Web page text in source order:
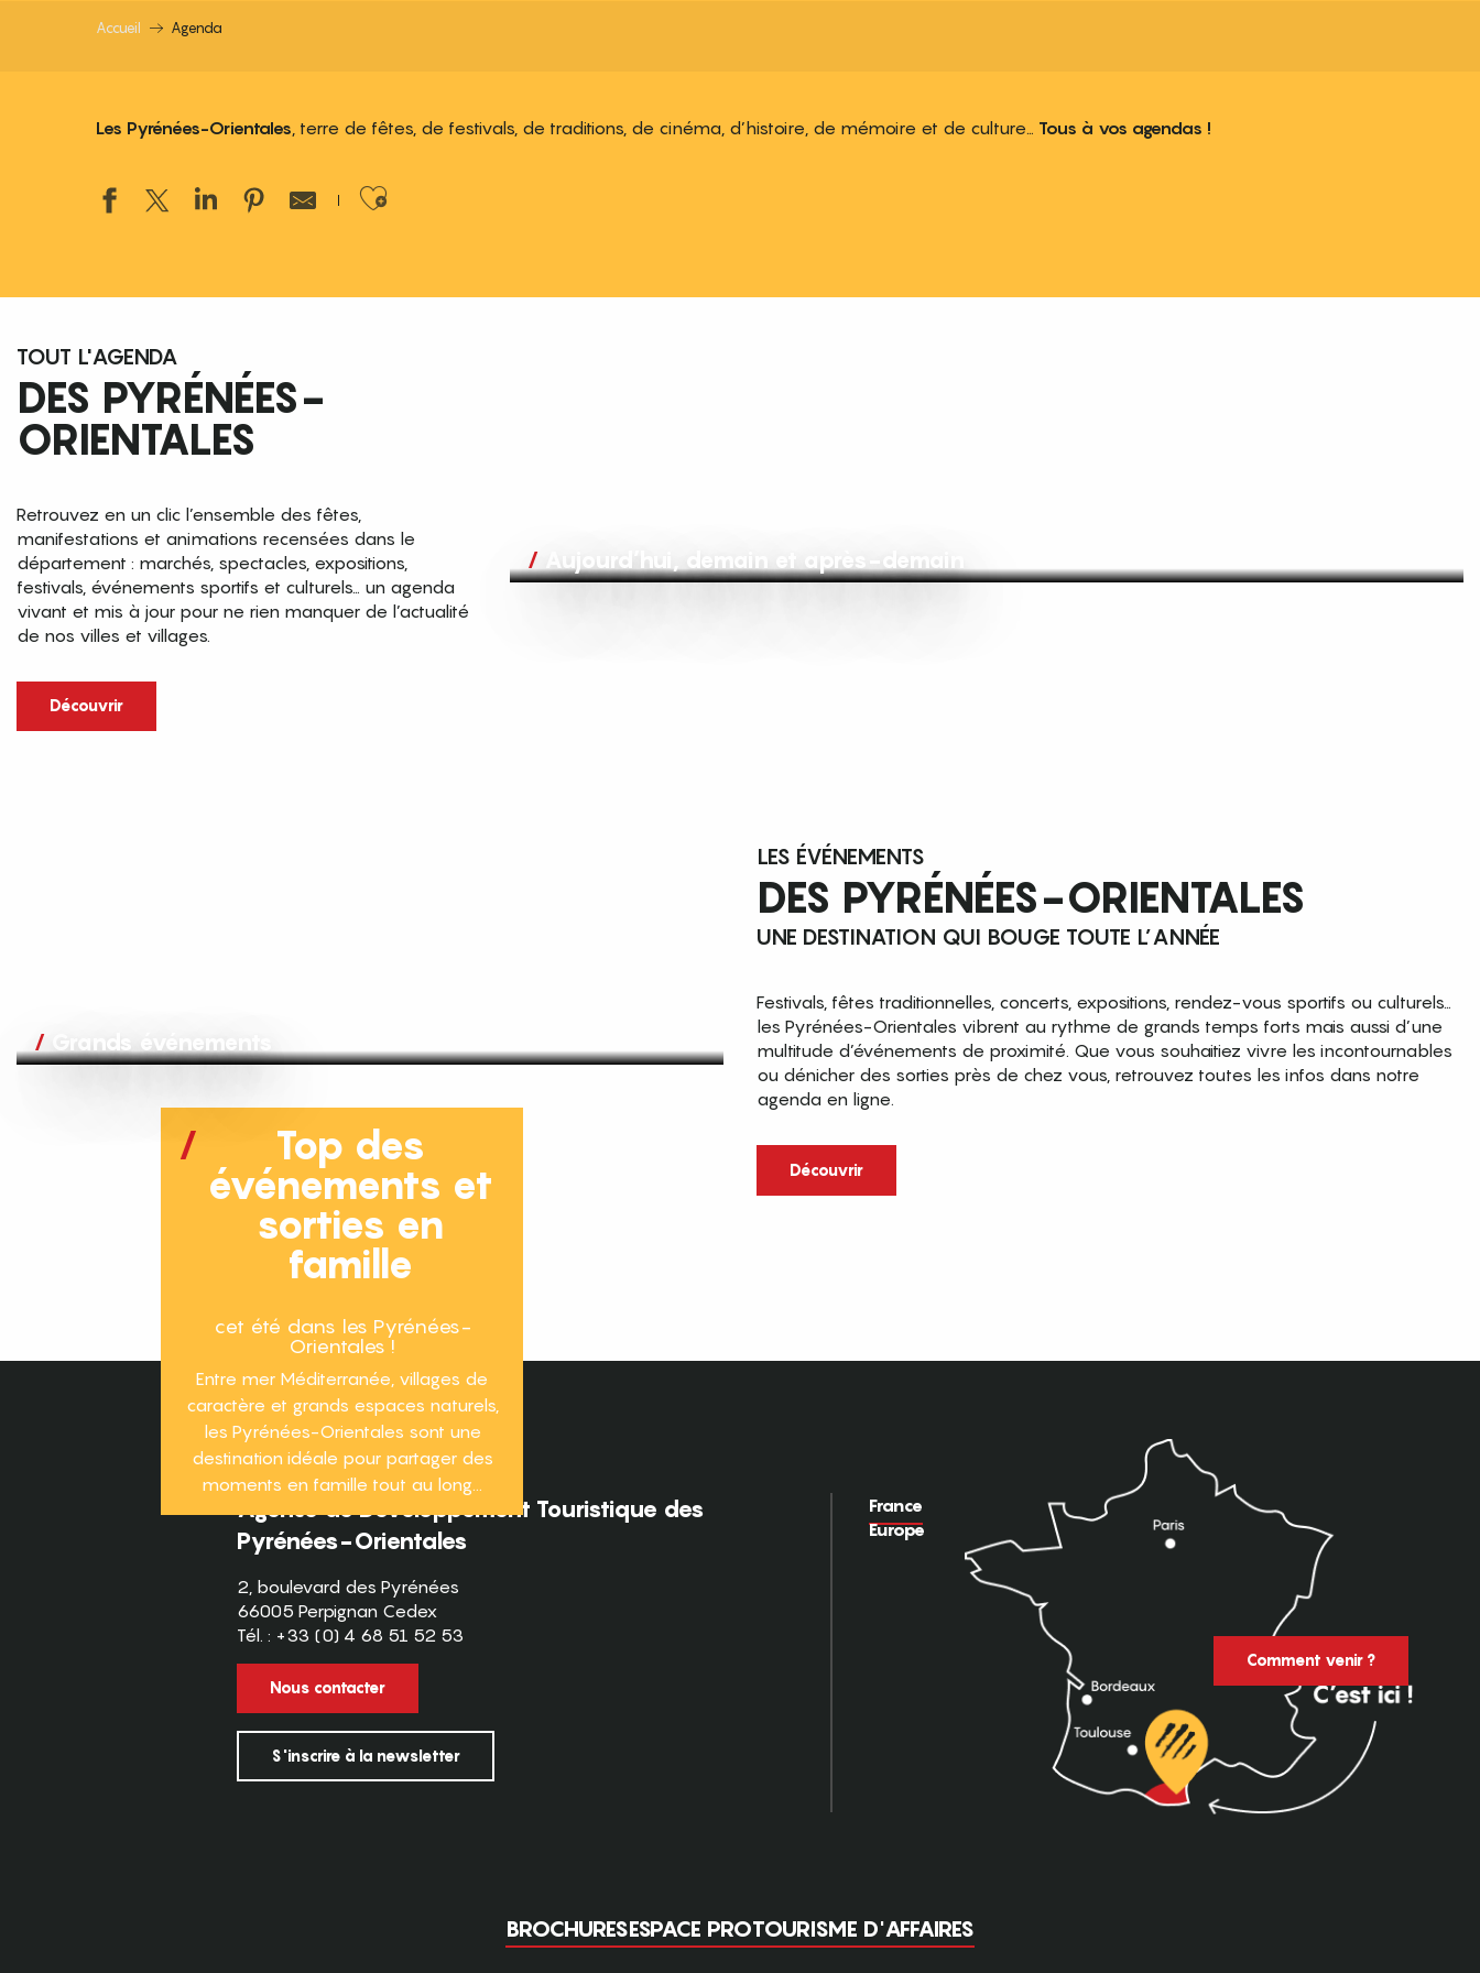
Accueil Agenda
Les Pyrénées-Orientales, terre de fêtes, de festivals, de traditions, de cinéma, d’histoire, de mémoire et de culture… Tous à vos agendas !
Ajouter aux favoris
TOUT L'AGENDA
DES PYRÉNÉES-
ORIENTALES
Retrouvez en un clic l’ensemble des fêtes,
manifestations et animations recensées dans le
département : marchés, spectacles, expositions,
festivals, événements sportifs et culturels… un agenda
vivant et mis à jour pour ne rien manquer de l’actualité
de nos villes et villages.
Découvrir
Aujourd’hui, demain et après-demain
Grands événements
LES ÉVÉNEMENTS
DES PYRÉNÉES-ORIENTALES
UNE DESTINATION QUI BOUGE TOUTE L’ANNÉE
Festivals, fêtes traditionnelles, concerts, expositions, rendez-vous sportifs ou culturels…
les Pyrénées-Orientales vibrent au rythme de grands temps forts mais aussi d’une
multitude d’événements de proximité. Que vous souhaitiez vivre les incontournables
ou dénicher des sorties près de chez vous, retrouvez toutes les infos dans notre
agenda en ligne.
Découvrir
Top des
événements et
sorties en
famille
cet été dans les Pyrénées-
Orientales !
Entre mer Méditerranée, villages de
caractère et grands espaces naturels,
les Pyrénées-Orientales sont une
destination idéale pour partager des
moments en famille tout au long...
Agence de Développement Touristique des
Pyrénées-Orientales
2, boulevard des Pyrénées
66005 Perpignan Cedex
Tél. : +33 (0) 4 68 51 52 53
Nous contacter
S'inscrire à la newsletter
France
Europe
Comment venir ?
BROCHURESESPACE PROTOURISME D'AFFAIRES